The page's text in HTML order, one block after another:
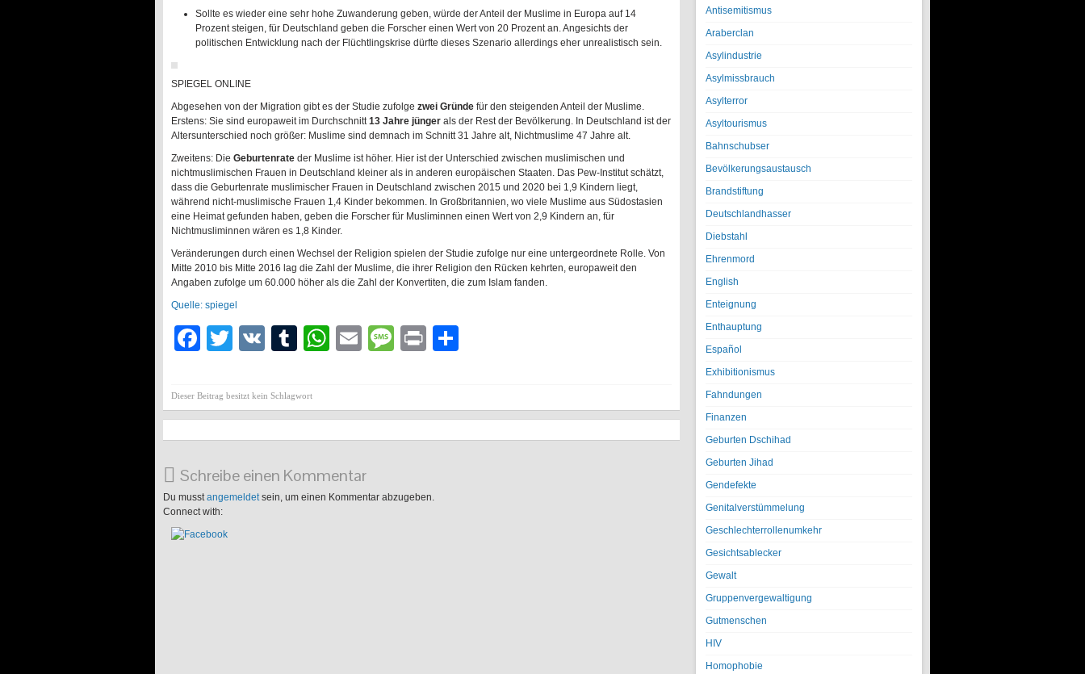
Sollte es wieder eine sehr hohe Zuwanderung geben, würde der Anteil der Muslime in Europa auf 14
Prozent steigen, für Deutschland geben die Forscher einen Wert von 20 Prozent an. Angesichts der
politischen Entwicklung nach der Flüchtlingskrise dürfte dieses Szenario allerdings eher unrealistisch sein.
SPIEGEL ONLINE
Abgesehen von der Migration gibt es der Studie zufolge zwei Gründe für den steigenden Anteil der Muslime.
Erstens: Sie sind europaweit im Durchschnitt13 Jahre jünger als der Rest der Bevölkerung. In Deutschland ist der
Altersunterschied noch größer: Muslime sind demnach im Schnitt 31 Jahre alt, Nichtmuslime 47 Jahre alt.
Zweitens: Die Geburtenrate der Muslime ist höher. Hier ist der Unterschied zwischen muslimischen und
nichtmuslimischen Frauen in Deutschland kleiner als in anderen europäischen Staaten. Das Pew-Institut schätzt,
dass die Geburtenrate muslimischer Frauen in Deutschland zwischen 2015 und 2020 bei 1,9 Kindern liegt,
während nicht-muslimische Frauen 1,4 Kinder bekommen. In Großbritannien, wo viele Muslime aus Südostasien
eine Heimat gefunden haben, geben die Forscher für Musliminnen einen Wert von 2,9 Kindern an, für
Nichtmusliminnen wären es 1,8 Kinder.
Veränderungen durch einen Wechsel der Religion spielen der Studie zufolge nur eine untergeordnete Rolle. Von
Mitte 2010 bis Mitte 2016 lag die Zahl der Muslime, die ihrer Religion den Rücken kehrten, europaweit den
Angaben zufolge um 60.000 höher als die Zahl der Konvertiten, die zum Islam fanden.
Quelle: spiegel
Facebook
Twitter
VK Tumblr
WhatsApp
EmailMessage
Print
Dieser Beitrag besitzt kein Schlagwort
Schreibe einen Kommentar
Du musstangemeldetsein, um einen Kommentar abzugeben.
Connect with:
Antisemitismus
Araberclan
Asylindustrie
Asylmissbrauch
Asylterror
Asyltourismus
Bahnschubser
Bevölkerungsaustausch
Brandstiftung
Deutschlandhasser
Diebstahl
Ehrenmord
English
Enteignung
Enthauptung
Español
Exhibitionismus
Fahndungen
Finanzen
Geburten Dschihad
Geburten Jihad
Gendefekte
Genitalverstümmelung
Geschlechterrollenumkehr
Gesichtsablecker
Gewalt
Gruppenvergewaltigung
Gutmenschen
HIV
Homophobie